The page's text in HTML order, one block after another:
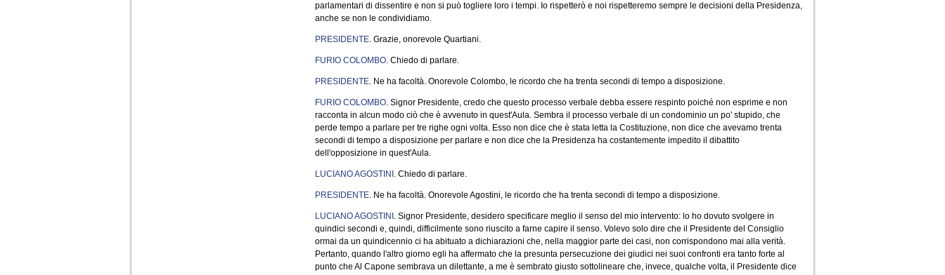
parlamentari di dissentire e non si può togliere loro i tempi. Io rispetterò e noi rispetteremo sempre le decisioni della Presidenza,
anche se non le condividiamo.
PRESIDENTE. Grazie, onorevole Quartiani.
FURIO COLOMBO. Chiedo di parlare.
PRESIDENTE. Ne ha facoltà. Onorevole Colombo, le ricordo che ha trenta secondi di tempo a disposizione.
FURIO COLOMBO. Signor Presidente, credo che questo processo verbale debba essere respinto poiché non esprime e non
racconta in alcun modo ciò che è avvenuto in quest'Aula. Sembra il processo verbale di un condominio un po' stupido, che
perde tempo a parlare per tre righe ogni volta. Esso non dice che è stata letta la Costituzione, non dice che avevamo trenta
secondi di tempo a disposizione per parlare e non dice che la Presidenza ha costantemente impedito il dibattito
dell'opposizione in quest'Aula.
LUCIANO AGOSTINI . Chiedo di parlare.
PRESIDENTE. Ne ha facoltà. Onorevole Agostini, le ricordo che ha trenta secondi di tempo a disposizione.
LUCIANO AGOSTINI . Signor Presidente, desidero specificare meglio il senso del mio intervento: lo ho dovuto svolgere in
quindici secondi e, quindi, difficilmente sono riuscito a farne capire il senso. Volevo solo dire che il Presidente del Consiglio
ormai da un quindicennio ci ha abituato a dichiarazioni che, nella maggior parte dei casi, non corrispondono mai alla verità.
Pertanto, quando l'altro giorno egli ha affermato che la presunta persecuzione dei giudici nei suoi confronti era tanto forte al
punto che Al Capone sembrava un dilettante, a me è sembrato giusto sottolineare che, invece, qualche volta, il Presidente dice